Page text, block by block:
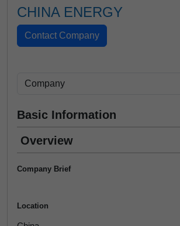
CHINA ENERGY
Basic Information
Overview
Company Brief
Location